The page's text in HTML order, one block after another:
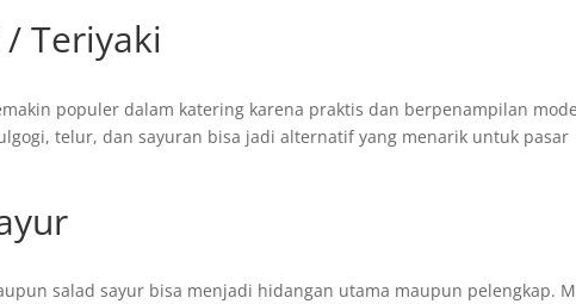
Teriyaki
populer dalam katering karena praktis dan berpenampilan
telur, dan sayuran bisa jadi alternatif yang menarik untuk pasar
salad sayur bisa menjadi hidangan utama maupun pelengkap.